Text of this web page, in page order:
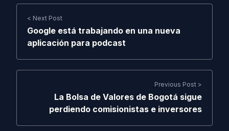
< Next Post
Google está trabajando en una nueva
aplicación para podcast
Previous Post >
La Bolsa de Valores de Bogotá sigue
perdiendo comisionistas e inversores